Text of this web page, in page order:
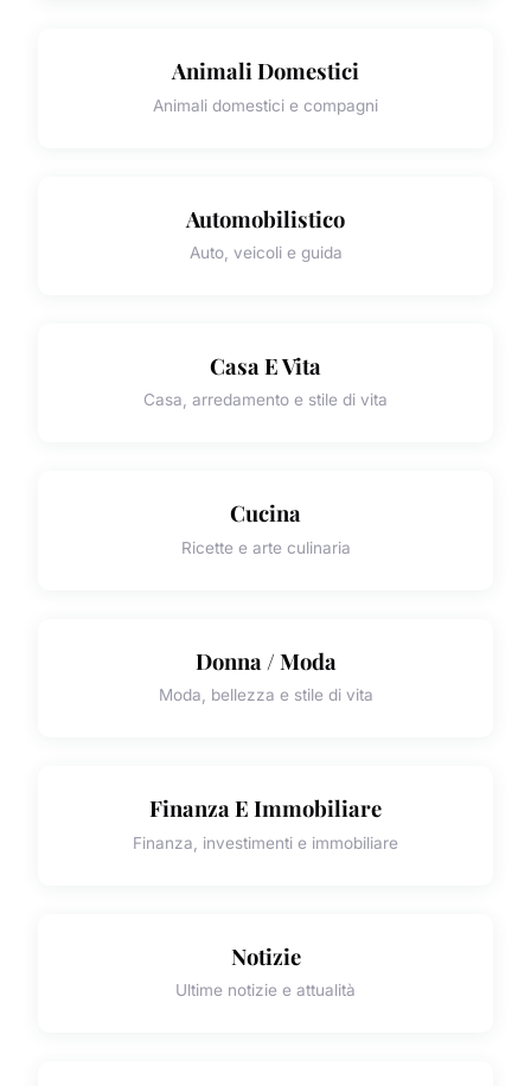
Animali Domestici
Animali domestici e compagni
Automobilistico
Auto, veicoli e guida
Casa E Vita
Casa, arredamento e stile di vita
Cucina
Ricette e arte culinaria
Donna / Moda
Moda, bellezza e stile di vita
Finanza E Immobiliare
Finanza, investimenti e immobiliare
Notizie
Ultime notizie e attualità